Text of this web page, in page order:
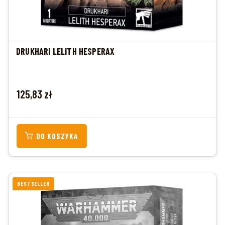
DRUKHARI LELITH HESPERAX
Cena
125,83 zł
DO KOSZYKA
BESTSELLER